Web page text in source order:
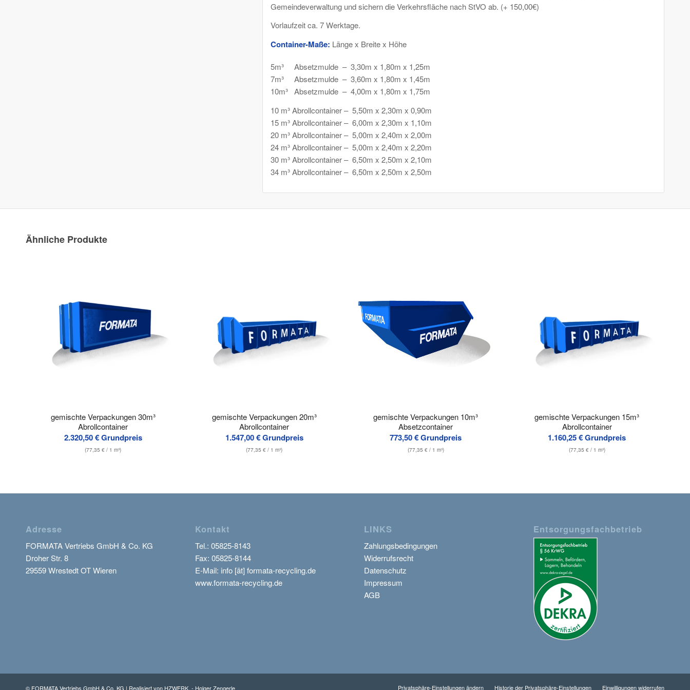
Gemeindeverwaltung und sichern die Verkehrsfläche nach StVO ab. (+ 150,00€)
Vorlaufzeit ca. 7 Werktage.
Container-Maße: Länge x Breite x Höhe
5m³ Absetzmulde – 3,30m x 1,80m x 1,25m
7m³ Absetzmulde – 3,60m x 1,80m x 1,45m
10m³ Absetzmulde – 4,00m x 1,80m x 1,75m
10 m³ Abrollcontainer – 5,50m x 2,30m x 0,90m
15 m³ Abrollcontainer – 6,00m x 2,30m x 1,10m
20 m³ Abrollcontainer – 5,00m x 2,40m x 2,00m
24 m³ Abrollcontainer – 5,00m x 2,40m x 2,20m
30 m³ Abrollcontainer – 6,50m x 2,50m x 2,10m
34 m³ Abrollcontainer – 6,50m x 2,50m x 2,50m
Ähnliche Produkte
gemischte Verpackungen 30m³
Abrollcontainer
2.320,50€Grundpreis
(77,35€ / 1 m³)
gemischte Verpackungen 20m³
Abrollcontainer
1.547,00€Grundpreis
(77,35€ / 1 m³)
gemischte Verpackungen 10m³
Absetzcontainer
773,50€Grundpreis
(77,35 €/ 1 m³)
gemischte Verpackungen 15m³
Abrollcontainer
1.160,25€Grundpreis
(77,35 €/ 1 m³)
Adresse
FORMATA Vertriebs GmbH & Co. KG
Droher Str. 8
29559 Wrestedt OT Wieren
Kontakt
Tel.: 05825-8143
Fax: 05825-8144
E-Mail: info [ät] formata-recycling.de
www.formata-recycling.de
LINKS
Zahlungsbedingungen
Widerrufsrecht
Datenschutz
Impressum
AGB
Entsorgungsfachbetrieb
© FORMATA Vertriebs GmbH & Co. KG | Realisiert von HZWERK. - Holger Zengerle Privatsphäre-Einstellungen ändern Historie der Privatsphäre-Einstellungen Einwilligungen widerrufen